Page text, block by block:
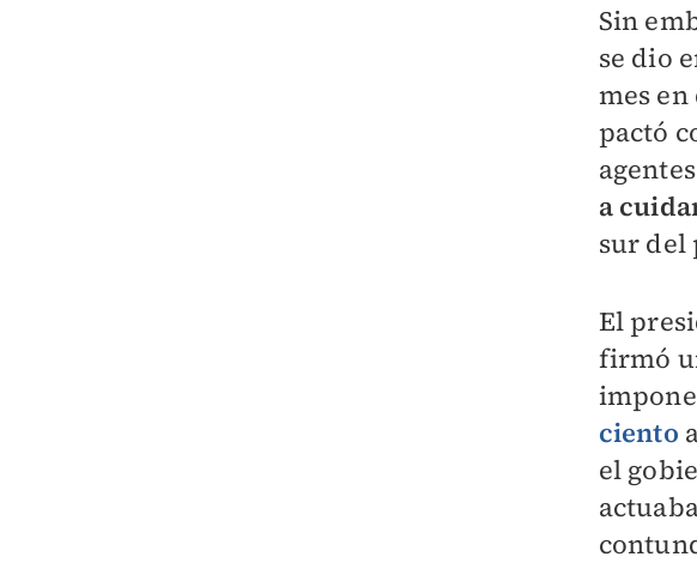
Sin
se dio
mes
pactó
a
sur del
El
firmó
ciento
el